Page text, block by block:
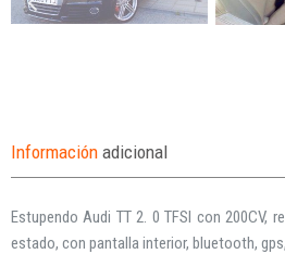
Información adicional
Estupendo Audi TT 2. 0 TFSI con
estado, con pantalla interior, bluetooth,